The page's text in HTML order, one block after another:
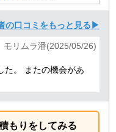
の口コミをもっと見る▶
モリムラ潘(2025/05/26)
た。 またの機会があ
もりをしてみる